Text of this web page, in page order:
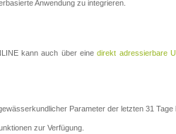
Anwendung zu integrieren.
kann auch über einedirekt adressierbare
Parameter der letzten 31 Tage
zur Verfügung.